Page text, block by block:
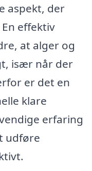
aspekt, der
effektiv
at alger og
især når der
er det en
klare
erfaring
udføre